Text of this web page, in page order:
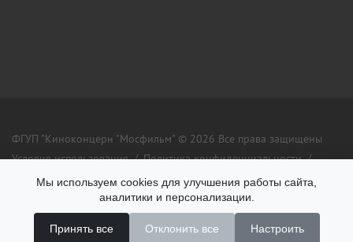
ФГУП "Киноконцерн "Мосфильм" © 2026 Все права защищены
Условия использования/Политика конфиденциальности/
Противодействие коррупции
Мы используем cookies для улучшения работы сайта,
аналитики и персонализации.
Принять все Отклонить все Настроить